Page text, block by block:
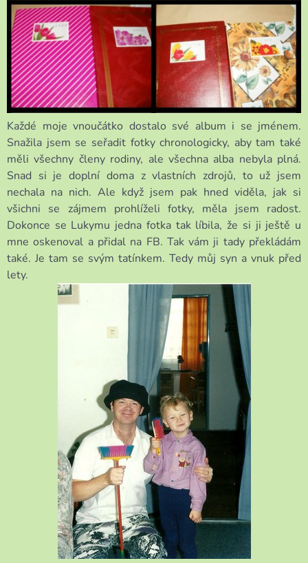
Každé moje vnoučátko dostalo své album i se jménem.
Snažila jsem se seřadit fotky chronologicky, aby tam také
měli všechny členy rodiny, ale všechna alba nebyla plná.
Snad si je doplní doma z vlastních zdrojů, to už jsem
nechala na nich. Ale když jsem pak hned viděla, jak si
všichni se zájmem prohlíželi fotky, měla jsem radost.
Dokonce se Lukymu jedna fotka tak líbila, že si ji ještě u
mne oskenoval a přidal na FB. Tak vám ji tady překládám
také. Je tam se svým tatínkem. Tedy můj syn a vnuk před
lety.